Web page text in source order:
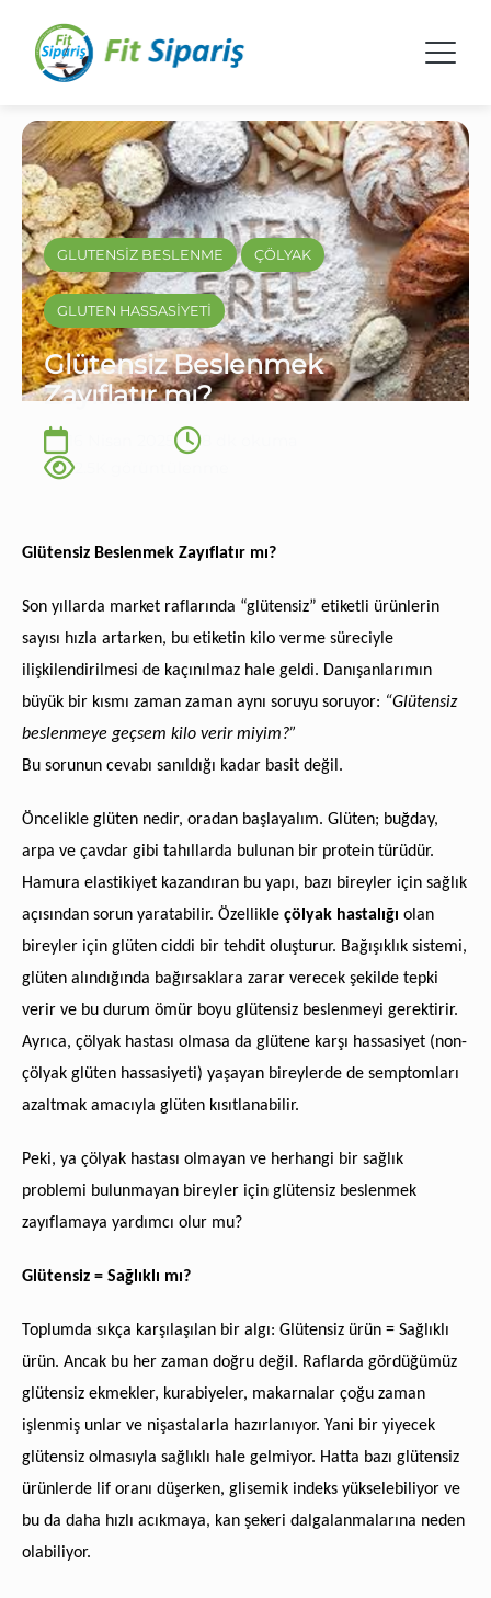
GLUTENSİZ BESLENME ÇÖLYAK
GLUTEN HASSASİYETİ
Glütensiz Beslenmek
Zayıflatır mı?
Glütensiz Beslenmek Zayıflatır mı?
Son yıllarda market raflarında “glütensiz” etiketli ürünlerin
sayısı hızla artarken, bu etiketin kilo verme süreciyle
ilişkilendirilmesi de kaçınılmaz hale geldi. Danışanlarımın
büyük bir kısmı zaman zaman aynı soruyu soruyor: “Glütensiz
beslenmeye geçsem kilo verir miyim?”
Bu sorunun cevabı sanıldığı kadar basit değil.
Öncelikle glüten nedir, oradan başlayalım. Glüten; buğday,
arpa ve çavdar gibi tahıllarda bulunan bir protein türüdür.
Hamura elastikiyet kazandıran bu yapı, bazı bireyler için sağlık
açısından sorun yaratabilir. Özellikle çölyak hastalığı olan
bireyler için glüten ciddi bir tehdit oluşturur. Bağışıklık sistemi,
glüten alındığında bağırsaklara zarar verecek şekilde tepki
verir ve bu durum ömür boyu glütensiz beslenmeyi gerektirir.
Ayrıca, çölyak hastası olmasa da glütene karşı hassasiyet (non-
çölyak glüten hassasiyeti) yaşayan bireylerde de semptomları
azaltmak amacıyla glüten kısıtlanabilir.
Peki, ya çölyak hastası olmayan ve herhangi bir sağlık
problemi bulunmayan bireyler için glütensiz beslenmek
zayıflamaya yardımcı olur mu?
Glütensiz = Sağlıklı mı?
Toplumda sıkça karşılaşılan bir algı: Glütensiz ürün = Sağlıklı
ürün. Ancak bu her zaman doğru değil. Raflarda gördüğümüz
glütensiz ekmekler, kurabiyeler, makarnalar çoğu zaman
işlenmiş unlar ve nişastalarla hazırlanıyor. Yani bir yiyecek
glütensiz olmasıyla sağlıklı hale gelmiyor. Hatta bazı glütensiz
ürünlerde lif oranı düşerken, glisemik indeks yükselebiliyor ve
bu da daha hızlı acıkmaya, kan şekeri dalgalanmalarına neden
olabiliyor.